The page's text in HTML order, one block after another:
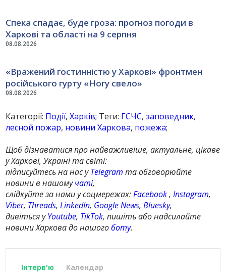
08.08.2026
Спека спадає, буде гроза: прогноз погоди в
Харкові та області на 9 серпня
08.08.2026
«Вражений гостинністю у Харкові» фронтмен
російського гурту «Ногу свело»
Категорії: Події,Харків; Теги: ГСЧС,заповедник,
лесной пожар, новини Харкова, пожежа;
Щоб дізнаватися про найважливіше, актуальне, цікаве
у Харкові, Україні та світі:
підписуйтесь на нас уTelegram та обговорюйте
новини в нашомучаті,
слідкуйте за нами у соцмережах:Facebook,Instagram,
Viber, Threads,LinkedIn, Google News,Bluesky,
дивіться уYoutube, TikTok, пишіть або надсилайте
новини Харкова до нашогоботу.
Інтерв'ю Календар